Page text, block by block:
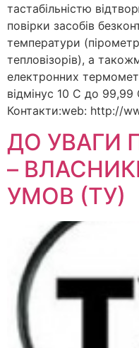
тастабільністю
повірки засобів
температури
тепловізорів), а
електронних
відмінус 10 С до
Контакти:web: http://
ДО УВАГИ
–
УМОВ (ТУ)